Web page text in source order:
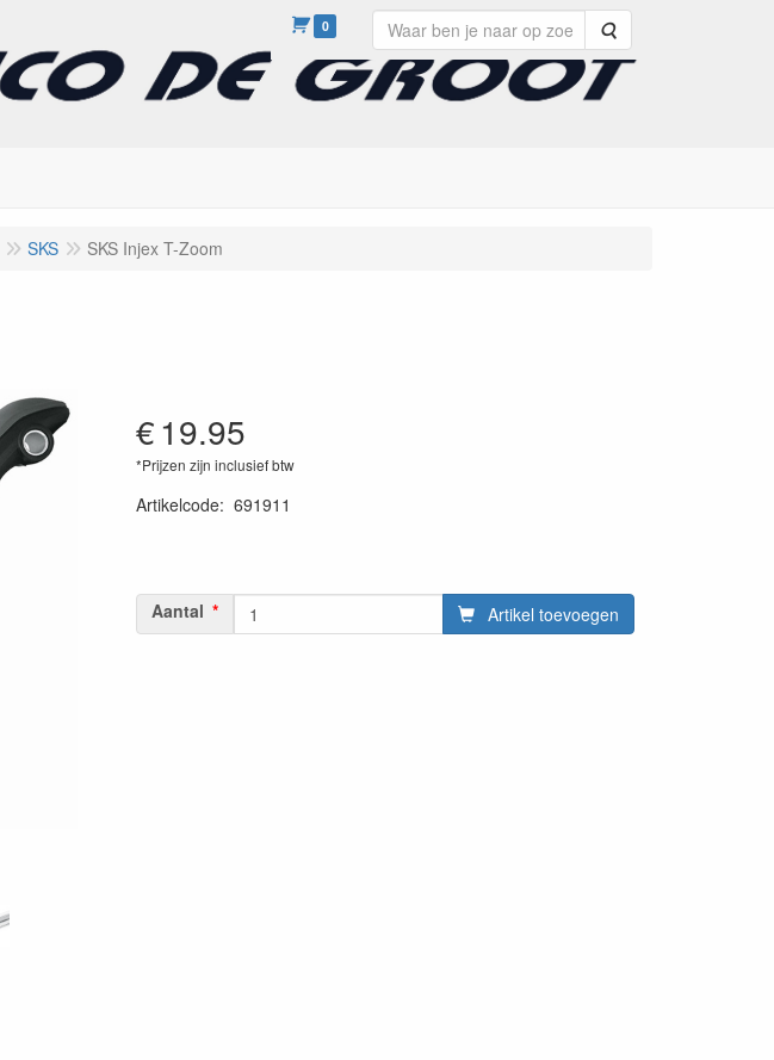
0 Zoeken
SKS SKS Injex T-Zoom
€19.95
*Prijzen zijn inclusief btw
Artikelcode: 691911
Aantal Artikel toevoegen